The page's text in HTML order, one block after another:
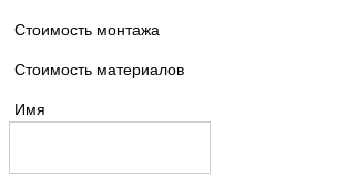
Стоимость монтажа
Стоимость материалов
Имя